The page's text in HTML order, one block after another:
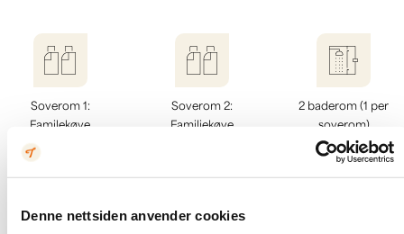
Denne nettsiden anvender cookies
Soverom 1:
Familekøye
(150/90 cm)
Soverom 2:
Familiekøye
2 baderom (1 per
soverom)